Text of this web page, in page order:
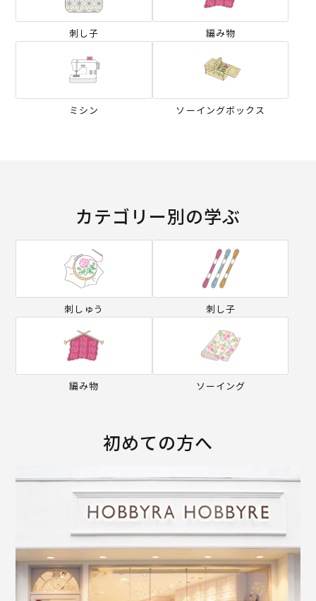
刺し子 編み物
ミシン ソーイングボックス
カテゴリー別の学ぶ
刺しゅう 刺し子
編み物 ソーイング
初めての方へ